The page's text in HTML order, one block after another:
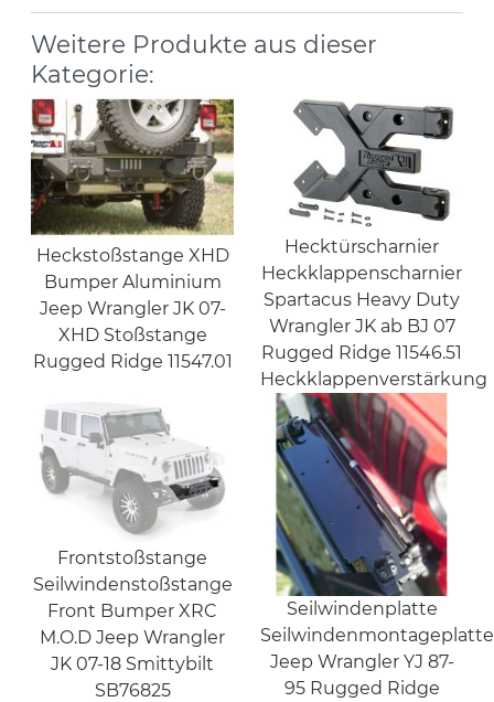
Weitere Produkte aus dieser
Kategorie:
Heckstoßstange XHD
Bumper Aluminium
Jeep Wrangler JK 07-
XHD Stoßstange
Rugged Ridge 11547.01
Hecktürscharnier
Heckklappenscharnier
Spartacus Heavy Duty
Wrangler JK ab BJ 07
Rugged Ridge 11546.51
Heckklappenverstärkung
Frontstoßstange
Seilwindenstoßstange
Front Bumper XRC
M.O.D Jeep Wrangler
JK 07-18 Smittybilt
SB76825
Seilwindenplatte
Seilwindenmontageplatte
Jeep Wrangler YJ 87-
95 Rugged Ridge